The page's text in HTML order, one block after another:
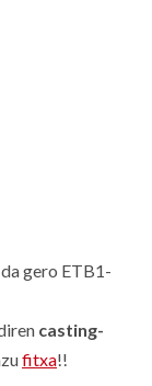
gero ETB1-
casting-
fitxa!!